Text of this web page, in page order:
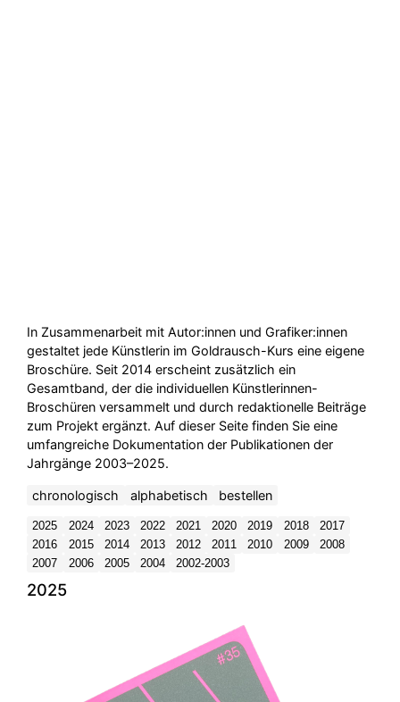
In Zusammenarbeit mit Autor:innen und Grafiker:innen
gestaltet jede Künstlerin im Goldrausch-Kurs eine eigene
Broschüre. Seit 2014 erscheint zusätzlich ein
Gesamtband, der die individuellen Künstlerinnen-
Broschüren versammelt und durch redaktionelle Beiträge
zum Projekt ergänzt. Auf dieser Seite finden Sie eine
umfangreiche Dokumentation der Publikationen der
Jahrgänge 2003–2025.
chronologisch alphabetisch bestellen
2025 2024 2023 2022 2021 2020 2019 2018
2017
2016
2015 2014 2013 2012 2011 2010 2009
2008
2007
2006 2005 2004 2002-2003
2025